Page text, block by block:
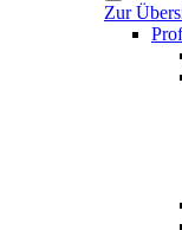
Zur